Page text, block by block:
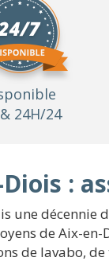
24H/24
:
décennie
de Aix-
de lavabo,